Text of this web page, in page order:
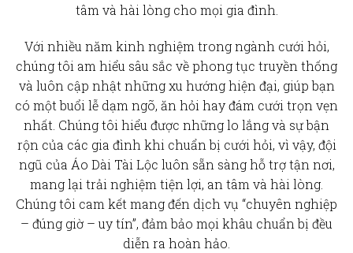
tâm và hài lòng cho mọi gia đình.
Với nhiều năm kinh nghiệm trong ngành cưới hỏi,
chúng tôi am hiểu sâu sắc về phong tục truyền thống
và luôn cập nhật những xu hướng hiện đại, giúp bạn
có một buổi lễ dạm ngõ, ăn hỏi hay đám cưới trọn vẹn
nhất. Chúng tôi hiểu được những lo lắng và sự bận
rộn của các gia đình khi chuẩn bị cưới hỏi, vì vậy, đội
ngũ của Áo Dài Tài Lộc luôn sẵn sàng hỗ trợ tận nơi,
mang lại trải nghiệm tiện lợi, an tâm và hài lòng.
Chúng tôi cam kết mang đến dịch vụ “chuyên nghiệp
– đúng giờ – uy tín”, đảm bảo mọi khâu chuẩn bị đều
diễn ra hoàn hảo.